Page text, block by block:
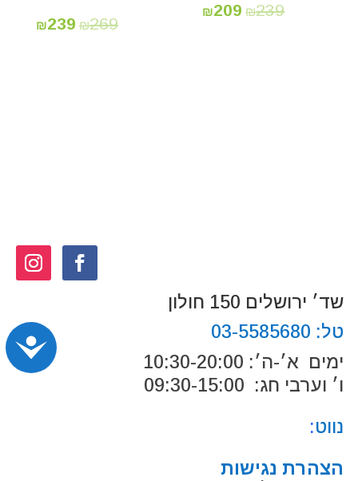
₪239
₪209
₪269
₪239
שד׳ ירושלים 150 חולון
טל: 03-5585680
ימים א׳-ה׳: 10:30-20:00
ו׳ וערבי חג: 09:30-15:00
נווט:
הצהרת נגישות